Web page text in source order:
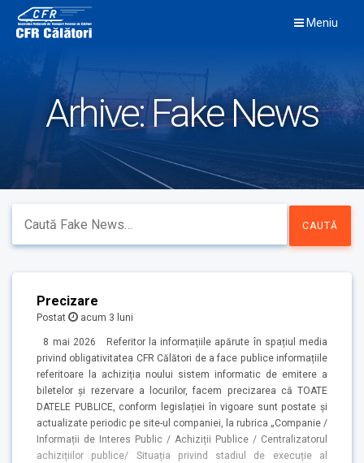
content
Meniu
Arhive:Fake News
Precizare
Postat acum 3 luni
8 mai 2026 Referitor la informațiile apărute în spațiul media
privind obligativitatea CFR Călători de a face publice informațiile
referitoare la achiziția noului sistem informatic de emitere a
biletelor și rezervare a locurilor, facem precizarea că TOATE
DATELE PUBLICE, conform legislației în vigoare sunt postate și
actualizate periodic pe site-ul companiei, la rubrica „Companie /
Informații de Interes Public / Achiziții Publice / Centralizatorul
achizițiilor publice/ Situația privind stadiul de execuție al